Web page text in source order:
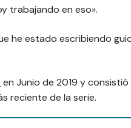
trabajando en eso».
he estado escribiendo
en Junio de 2019 y
reciente de la serie.